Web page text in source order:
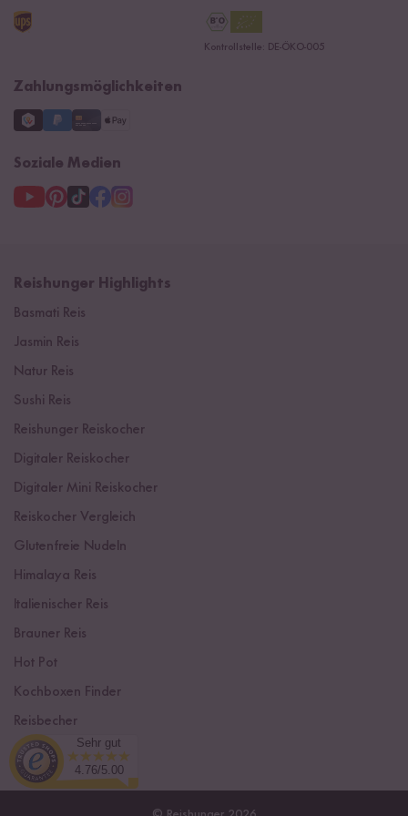
Reishunger Gutscheine
Datenschutzerklärung
Kontrollstelle: DE-ÖKO-005
Zahlungsmöglichkeiten
Soziale Medien
Reishunger Highlights
Basmati Reis
Jasmin Reis
Natur Reis
Sushi Reis
Reishunger Reiskocher
Digitaler Reiskocher
Digitaler Mini Reiskocher
Reiskocher Vergleich
Glutenfreie Nudeln
Himalaya Reis
Italienischer Reis
Brauner Reis
Hot Pot
Kochboxen Finder
Reisbecher
Sushi Einsteiger Box
Sehr gut
4.76/5.00